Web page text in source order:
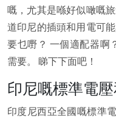
嘅，尤其是喺好似噉嘅
道印尼的插頭和用電可
要乜嘢？ 一個適配器啊
需要。 睇下下面吧！
印尼嘅標準電
印度尼西亞全國嘅標準